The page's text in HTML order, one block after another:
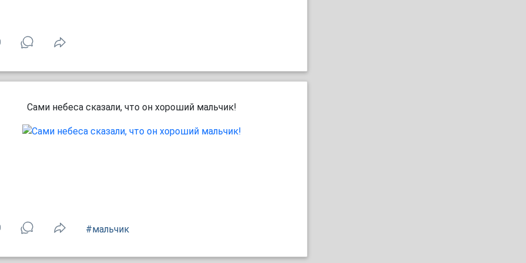
Сами небеса сказали, что он хороший мальчик!
#мальчик